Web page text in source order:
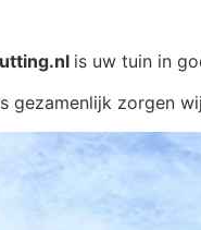
is uw tuin in
gezamenlijk zorgen